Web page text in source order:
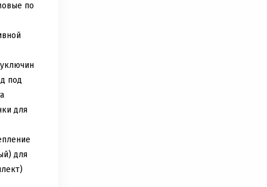
по
под
для
для